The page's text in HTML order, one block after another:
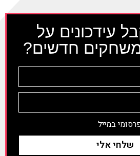
עידכונים על
חדשים?
במייל
שלחי אלי